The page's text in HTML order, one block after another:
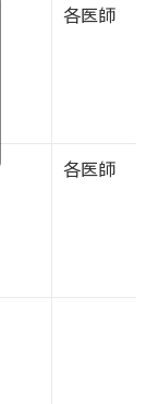
各医師
各医師